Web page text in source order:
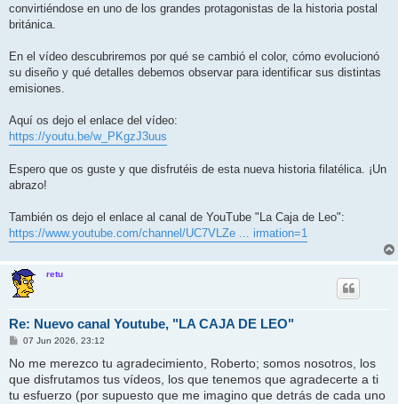
convirtiéndose en uno de los grandes protagonistas de la historia postal
británica.
En el vídeo descubriremos por qué se cambió el color, cómo evolucionó
su diseño y qué detalles debemos observar para identificar sus distintas
emisiones.
Aquí os dejo el enlace del vídeo:
https://youtu.be/w_PKgzJ3uus
Espero que os guste y que disfrutéis de esta nueva historia filatélica. ¡Un
abrazo!
También os dejo el enlace al canal de YouTube "La Caja de Leo":
https://www.youtube.com/channel/UC7VLZe ... irmation=1
retu
Re: Nuevo canal Youtube, "LA CAJA DE LEO"
M
n
a
07 Jun 2026, 23:12
No me merezco tu agradecimiento, Roberto; somos nosotros, los
que disfrutamos tus vídeos, los que tenemos que agradecerte a ti
tu esfuerzo (por supuesto que me imagino que detrás de cada uno